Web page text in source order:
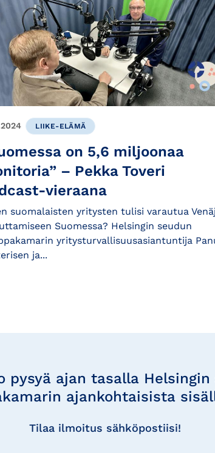
LIIKE-ELÄMÄ
on 5,6 miljoonaa
– Pekka Toveri
vieraana
suomalaisten yritysten tulisi varautua
Suomessa? Helsingin seudun
yritysturvallisuusasiantuntija
ja...
pysyä ajan tasalla Helsingin
ajankohtaisista
Tilaa ilmoitus sähköpostiisi!